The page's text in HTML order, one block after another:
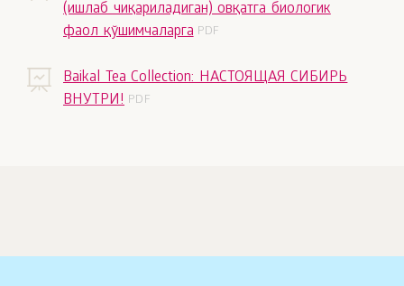
(ишлаб чиқариладиган) овқатга биологик
фаол қўшимчаларга
Baikal Tea Collection: НАСТОЯЩАЯ СИБИРЬ
ВНУТРИ!